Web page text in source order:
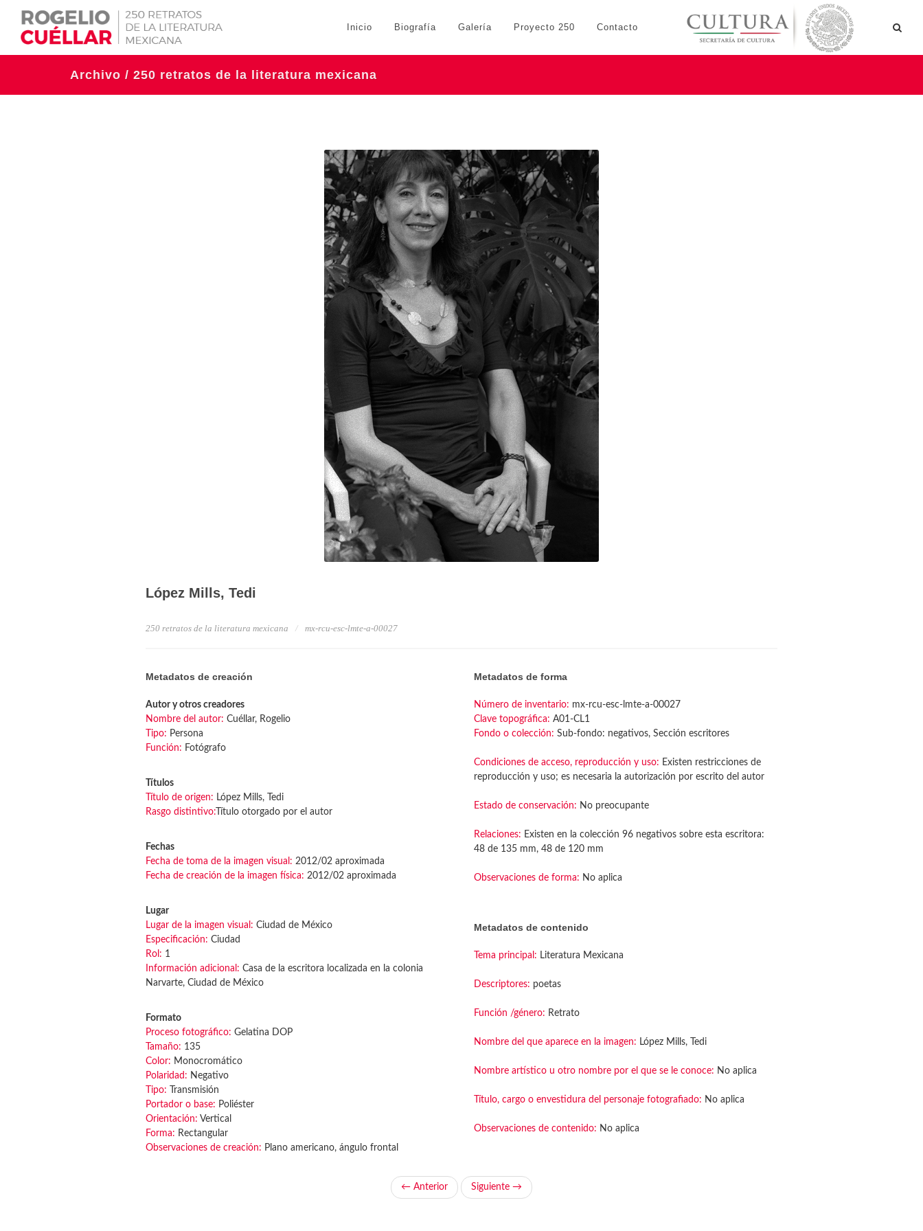
Inicio Biografía Galería Proyecto 250 Contacto
Archivo / 250 retratos de la literatura mexicana
López Mills, Tedi
250 retratos de la literatura mexicana mx-rcu-esc-lmte-a-00027
Metadatos de creación
Autor y otros creadores
Nombre del autor: Cuéllar, Rogelio
Tipo: Persona
Función: Fotógrafo
Títulos
Título de origen: López Mills, Tedi
Rasgo distintivo: Título otorgado por el autor
Fechas
Fecha de toma de la imagen visual: 2012/02 aproximada
Fecha de creación de la imagen física: 2012/02 aproximada
Lugar
Lugar de la imagen visual: Ciudad de México
Especificación: Ciudad
Rol: 1
Información adicional: Casa de la escritora localizada en la colonia
Narvarte, Ciudad de México
Formato
Proceso fotográfico: Gelatina DOP
Tamaño: 135
Color: Monocromático
Polaridad: Negativo
Tipo: Transmisión
Portador o base: Poliéster
Orientación: Vertical
Forma: Rectangular
Observaciones de creación: Plano americano, ángulo frontal
Metadatos de forma
Número de inventario: mx-rcu-esc-lmte-a-00027
Clave topográfica: A01-CL1
Fondo o colección: Sub-fondo: negativos, Sección escritores
Condiciones de acceso, reproducción y uso: Existen restricciones de
reproducción y uso; es necesaria la autorización por escrito del autor
Estado de conservación: No preocupante
Relaciones: Existen en la colección 96 negativos sobre esta escritora:
48 de 135 mm, 48 de 120 mm
Observaciones de forma: No aplica
Metadatos de contenido
Tema principal: Literatura Mexicana
Descriptores: poetas
Función /género: Retrato
Nombre del que aparece en la imagen: López Mills, Tedi
Nombre artístico u otro nombre por el que se le conoce: No aplica
Título, cargo o envestidura del personaje fotografiado: No aplica
Observaciones de contenido: No aplica
← Anterior Siguiente →